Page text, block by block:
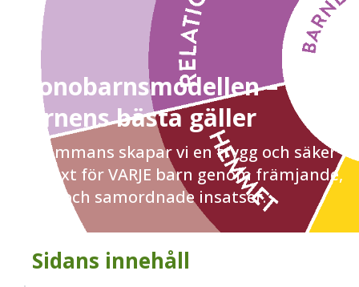
Kronobarnsmodellen –
Barnens bästa gäller
Tillsammans skapar vi en trygg och säker
uppväxt för VARJE barn genom främjande,
tidiga och samordnade insatser.
Sidans innehåll